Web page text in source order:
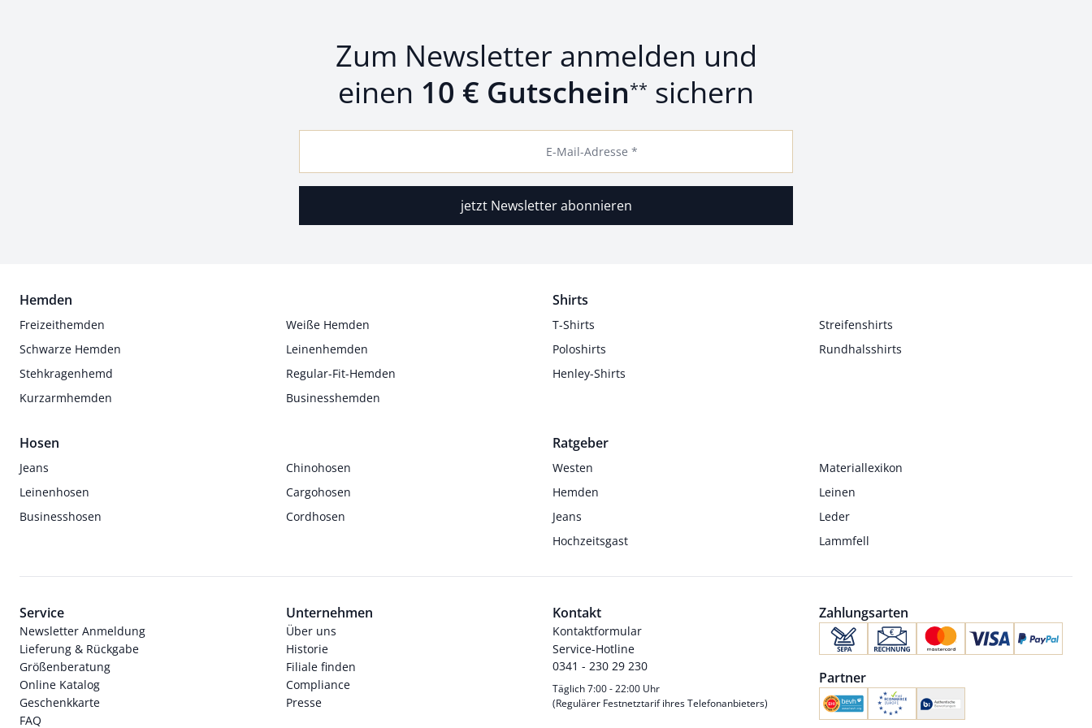
Zum Newsletter anmelden und
einen 10 € Gutschein** sichern
E-Mail-Adresse *
jetzt Newsletter abonnieren
Hemden
Freizeithemden
Weiße Hemden
Schwarze Hemden
Leinenhemden
Stehkragenhemd
Regular-Fit-Hemden
Kurzarmhemden
Businesshemden
Shirts
T-Shirts
Streifenshirts
Poloshirts
Rundhalsshirts
Henley-Shirts
Hosen
Jeans
Chinohosen
Leinenhosen
Cargohosen
Businesshosen
Cordhosen
Ratgeber
Westen
Materiallexikon
Hemden
Leinen
Jeans
Leder
Hochzeitsgast
Lammfell
Service
Newsletter Anmeldung
Lieferung & Rückgabe
Größenberatung
Online Katalog
Geschenkkarte
FAQ
Unternehmen
Über uns
Historie
Filiale finden
Compliance
Presse
Kontakt
Kontaktformular
Service-Hotline
0341 - 230 29 230
Täglich 7:00 - 22:00 Uhr
(Regulärer Festnetztarif ihres Telefonanbieters)
Zahlungsarten
Partner